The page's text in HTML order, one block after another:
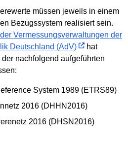
müssen jeweils in einem
Bezugssystem realisiert sein.
Vermessungsverwaltungen der
Deutschland (AdV)
hat
nachfolgend aufgeführten
System 1989 (ETRS89)
2016 (DHHN2016)
2016 (DHSN2016)